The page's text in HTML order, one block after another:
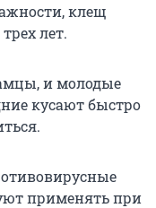
клещ
лет.
и молодые
кусают быстро
применять при